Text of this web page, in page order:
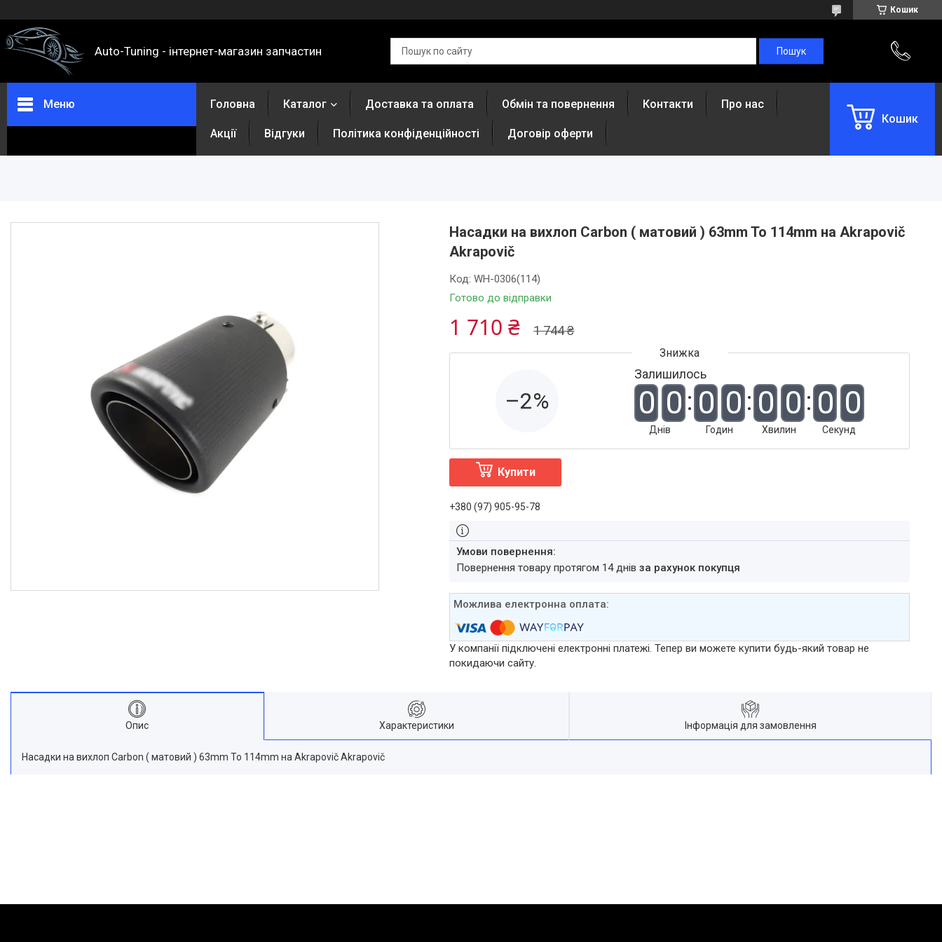
Кошик
Auto-Tuning - інтернет-магазин запчастин
Меню Головна Каталог Доставка та оплата Обмін та повернення Контакти Про нас
Акції Відгуки Політика конфіденційності Договір оферти
Кошик
Насадки на вихлоп Carbon ( матовий ) 63mm To 114mm на Akrapovič
Akrapovič
Готово до відправки
Код:WH-0306(114)
1 744 ₴
1 710 ₴
–2%
Залишилось
0 0
Днів
0 0
Годин
0 0
Хвилин
0 0
Секунд
Купити
+380 (97) 905-95-78
повернення товару протягом 14 днівза рахунок покупця
У компанії підключені електронні платежі. Тепер ви можете купити будь-який товар не
покидаючи сайту.
Опис Характеристики Інформація для замовлення
Насадки на вихлоп Carbon ( матовий ) 63mm To 114mm на Akrapovič Akrapovič